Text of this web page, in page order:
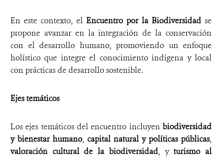
En este contexto, el Encuentro por la Biodiversidad se
propone avanzar en la integración de la conservación
con el desarrollo humano, promoviendo un enfoque
holístico que integre el conocimiento indígena y local
con prácticas de desarrollo sostenible.
Ejes temáticos
Los ejes temáticos del encuentro incluyen biodiversidad
y bienestar humano, capital natural y políticas públicas,
valoración cultural de la biodiversidad, yturismo al